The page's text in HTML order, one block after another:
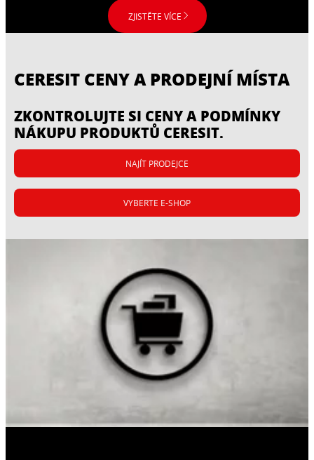
ZJISTĚTE VÍCE
CERESIT CENY A PRODEJNÍ MÍSTA
ZKONTROLUJTE SI CENY A PODMÍNKY
NÁKUPU PRODUKTŮ CERESIT.
NAJÍT PRODEJCE
VYBERTE E-SHOP